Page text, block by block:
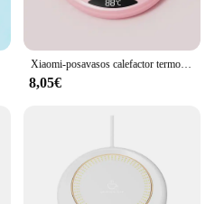
Xiaomi-posavasos calefactor termostático USB, taza calefactora para el hogar, ajuste de 3 velocidades, calefacción de 55 grados, temperatura constante, nuevo
8,05€